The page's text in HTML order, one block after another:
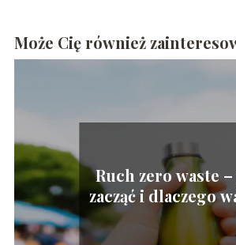
Może Cię również
Ruch zero waste
zacząć i dlaczego